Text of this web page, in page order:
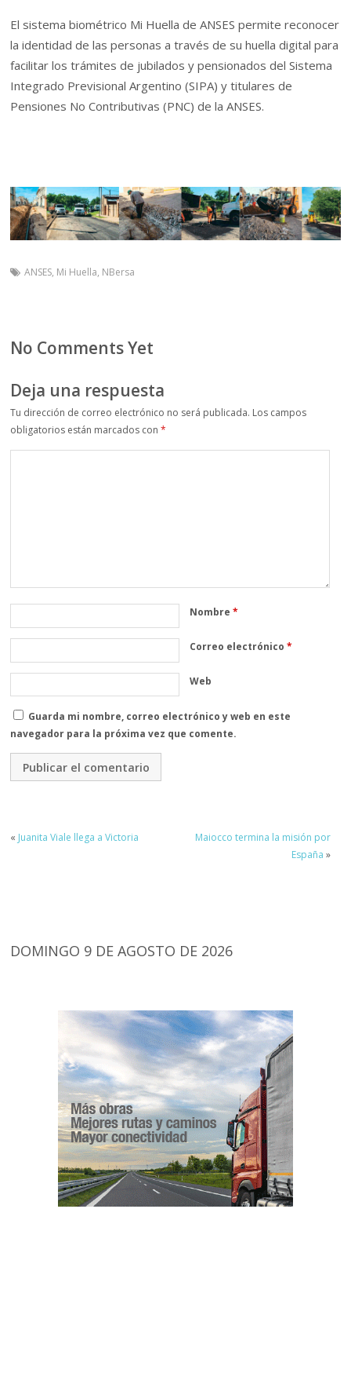
El sistema biométrico Mi Huella de ANSES permite reconocer
la identidad de las personas a través de su huella digital para
facilitar los trámites de jubilados y pensionados del Sistema
Integrado Previsional Argentino (SIPA) y titulares de
Pensiones No Contributivas (PNC) de la ANSES.
ANSES, Mi Huella, NBersa
No Comments Yet
Deja una respuesta
Tu dirección de correo electrónico no será publicada. Los campos
obligatorios están marcados con*
Nombre*
Correo electrónico*
Web
Guarda mi nombre, correo electrónico y web en este
navegador para la próxima vez que comente.
« Juanita Viale llega a Victoria
Maiocco termina la misión por
España »
DOMINGO 9 DE AGOSTO DE 2026